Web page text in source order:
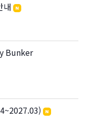
내
Bunker